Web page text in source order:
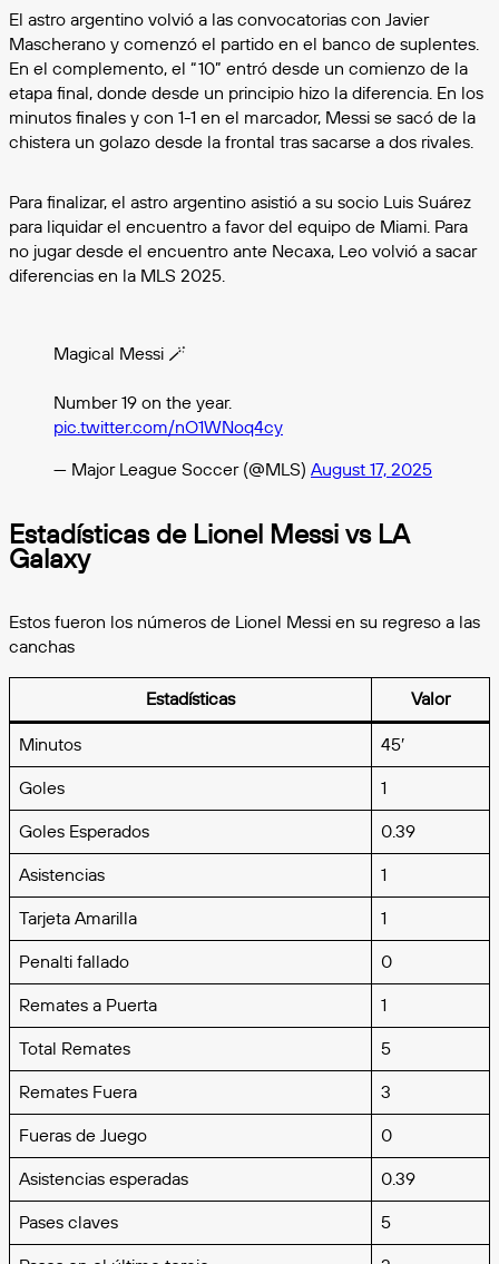
El astro argentino volvió a las convocatorias con Javier
Mascherano y comenzó el partido en el banco de suplentes.
En el complemento, el “10” entró desde un comienzo de la
etapa final, donde desde un principio hizo la diferencia. En los
minutos finales y con 1-1 en el marcador, Messi se sacó de la
chistera un golazo desde la frontal tras sacarse a dos rivales.
Para finalizar, el astro argentino asistió a su socio Luis Suárez
para liquidar el encuentro a favor del equipo de Miami. Para
no jugar desde el encuentro ante Necaxa, Leo volvió a sacar
diferencias en la MLS 2025.
Magical Messi 🪄
Number 19 on the year.
pic.twitter.com/nO1WNoq4cy
— Major League Soccer (@MLS) August 17, 2025
Estadísticas de Lionel Messi vs LA
Galaxy
Estos fueron los números de Lionel Messi en su regreso a las
canchas
Estadísticas Valor
Minutos 45′
Goles 1
Goles Esperados 0.39
Asistencias 1
Tarjeta Amarilla 1
Penalti fallado 0
Remates a Puerta 1
Total Remates 5
Remates Fuera 3
Fueras de Juego 0
Asistencias esperadas 0.39
Pases claves 5